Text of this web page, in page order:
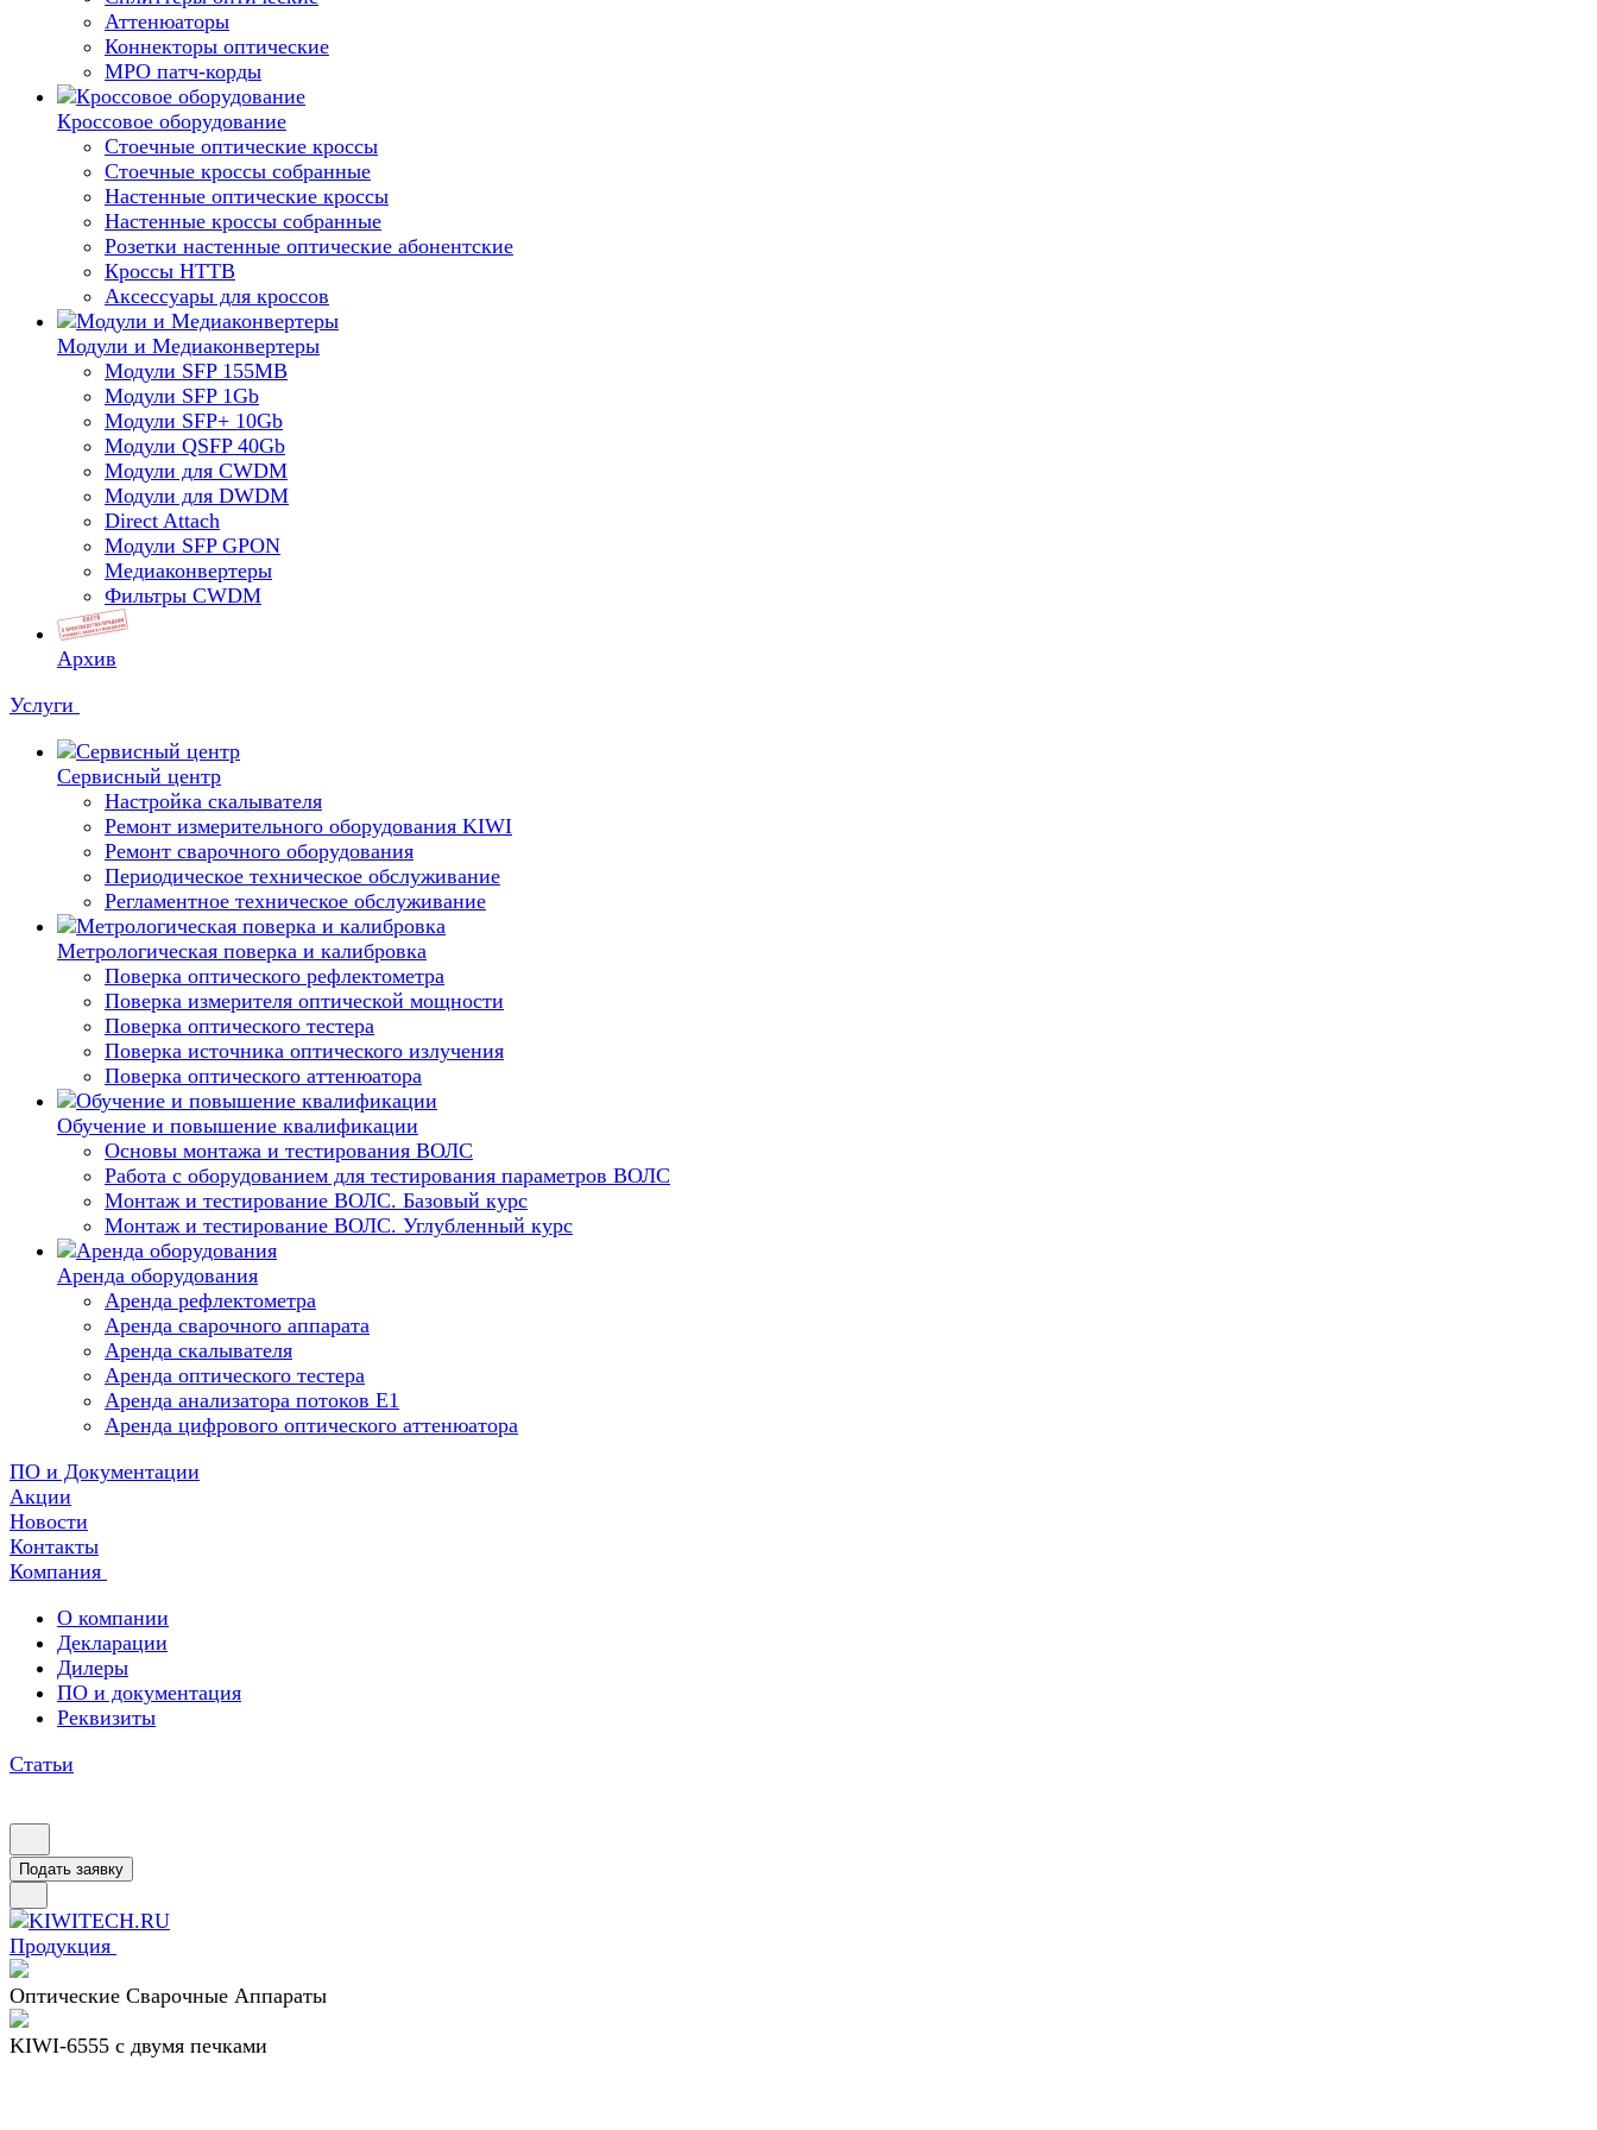
Аттенюаторы
Коннекторы оптические
MPO патч-корды
Кроссовое оборудование
Стоечные оптические кроссы
Стоечные кроссы собранные
Настенные оптические кроссы
Настенные кроссы собранные
Розетки настенные оптические абонентские
Кроссы HTTB
Аксессуары для кроссов
Модули и Медиаконвертеры
Модули SFP 155MB
Модули SFP 1Gb
Модули SFP+ 10Gb
Модули QSFP 40Gb
Модули для CWDM
Модули для DWDM
Direct Attach
Модули SFP GPON
Медиаконвертеры
Фильтры CWDM
Архив
Услуги
Сервисный центр
Настройка скалывателя
Ремонт измерительного оборудования KIWI
Ремонт сварочного оборудования
Периодическое техническое обслуживание
Регламентное техническое обслуживание
Метрологическая поверка и калибровка
Поверка оптического рефлектометра
Поверка измерителя оптической мощности
Поверка оптического тестера
Поверка источника оптического излучения
Поверка оптического аттенюатора
Обучение и повышение квалификации
Основы монтажа и тестирования ВОЛС
Работа с оборудованием для тестирования параметров ВОЛС
Монтаж и тестирование ВОЛС. Базовый курс
Монтаж и тестирование ВОЛС. Углубленный курс
Аренда оборудования
Аренда рефлектометра
Аренда сварочного аппарата
Аренда скалывателя
Аренда оптического тестера
Аренда анализатора потоков Е1
Аренда цифрового оптического аттенюатора
ПО и Документации
Акции
Новости
Контакты
Компания
О компании
Декларации
Дилеры
ПО и документация
Реквизиты
Статьи
Подать заявку
Продукция
Оптические Сварочные Аппараты
KIWI-6555 c двумя печками